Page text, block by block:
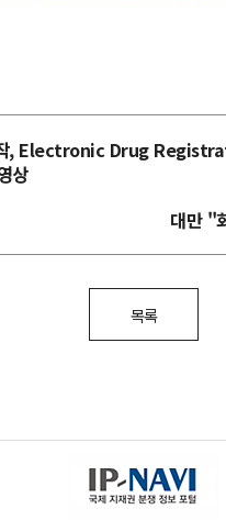
, Electronic Drug
상
대만 "
목록